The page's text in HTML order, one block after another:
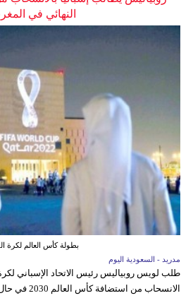
النهائي في
بطولة كأس العالم لكرة
مدريد - السعودية اليوم
طلب لويس روبياليس رئيس الاتحاد الإسباني
الانسحاب من